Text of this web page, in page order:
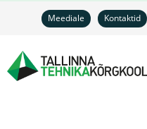
Meediale Kontaktid